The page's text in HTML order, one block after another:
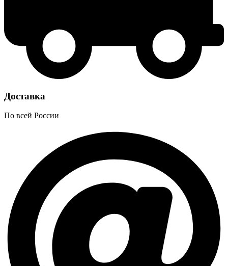
Доставка
По всей России